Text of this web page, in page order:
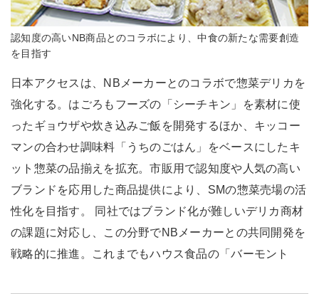
認知度の高いNB商品とのコラボにより、中食の新たな需要創造
を目指す
日本アクセスは、NBメーカーとのコラボで惣菜デリカを
強化する。はごろもフーズの「シーチキン」を素材に使
ったギョウザや炊き込みご飯を開発するほか、キッコー
マンの合わせ調味料「うちのごはん」をベースにしたキ
ット惣菜の品揃えを拡充。市販用で認知度や人気の高い
ブランドを応用した商品提供により、SMの惣菜売場の活
性化を目指す。 同社ではブランド化が難しいデリカ商材
の課題に対応し、この分野でNBメーカーとの共同開発を
戦略的に推進。これまでもハウス食品の「バーモント